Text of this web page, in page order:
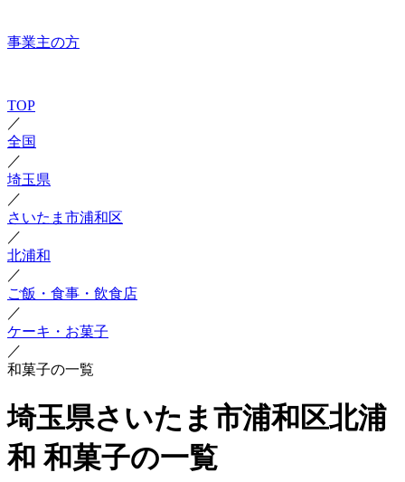
事業主の方
TOP
／
全国
／
埼玉県
／
さいたま市浦和区
／
北浦和
／
ご飯・食事・飲食店
／
ケーキ・お菓子
／
和菓子の一覧
埼玉県さいたま市浦和区北浦
和 和菓子の一覧